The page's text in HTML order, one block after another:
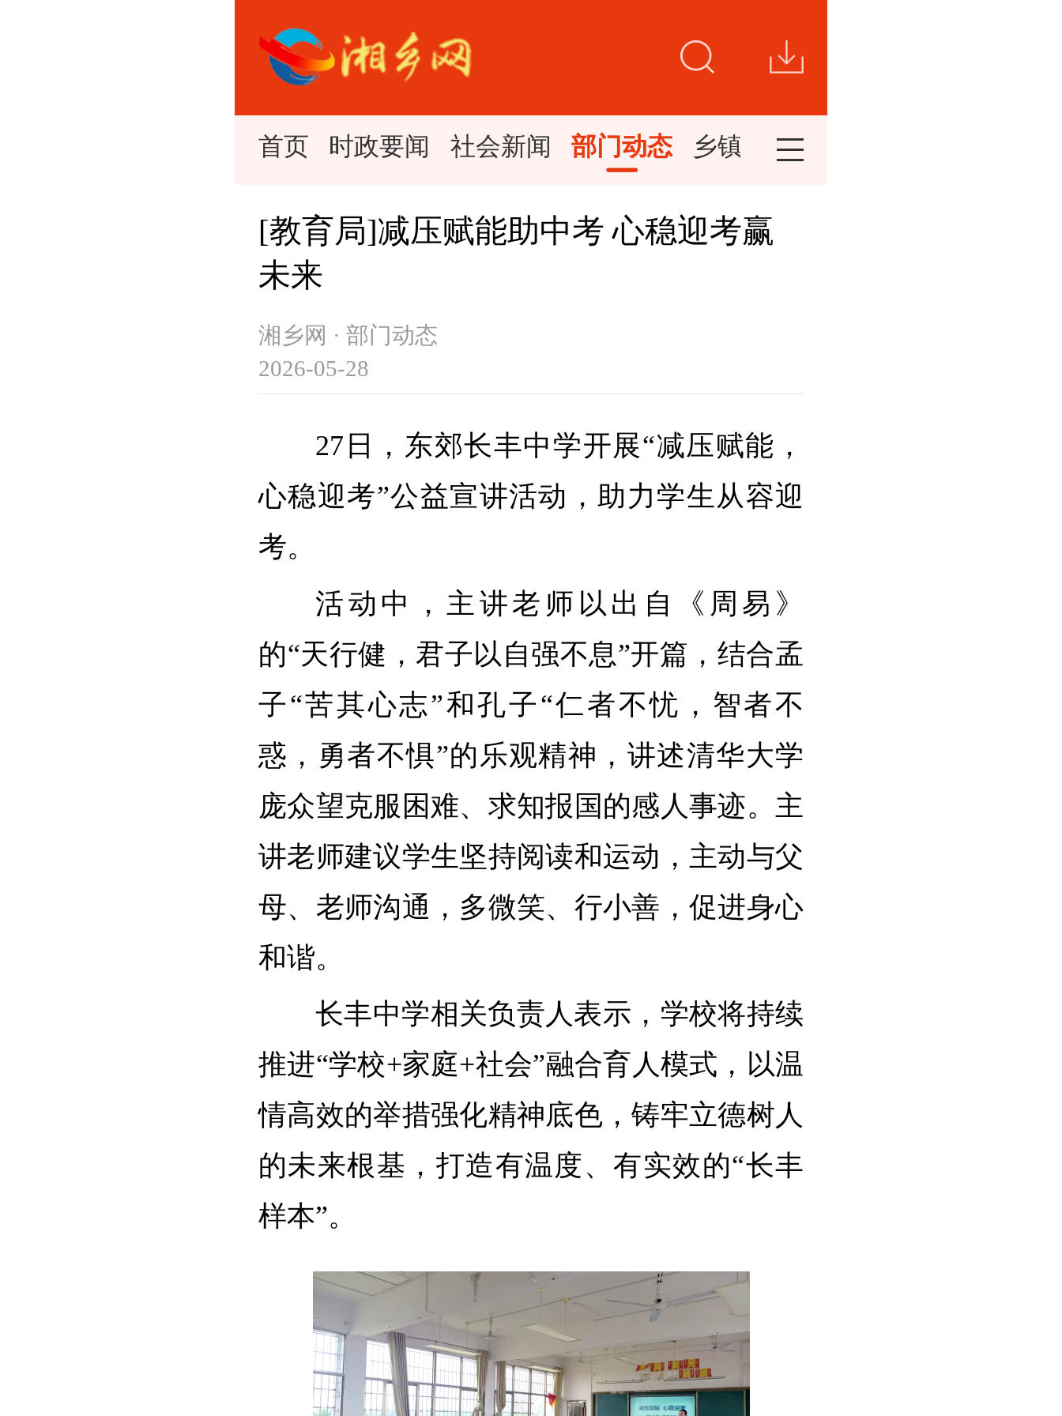
首页 时政要闻 社会新闻 部门动态 乡镇新闻
[教育局]减压赋能助中考 心稳迎考赢
未来
湘乡网 · 部门动态
2026-05-28
27日，东郊长丰中学开展“减压赋能，
心稳迎考”公益宣讲活动，助力学生从容迎
考。
活动中，主讲老师以出自《周易》
的“天行健，君子以自强不息”开篇，结合孟
子“苦其心志”和孔子“仁者不忧，智者不
惑，勇者不惧”的乐观精神，讲述清华大学
庞众望克服困难、求知报国的感人事迹。主
讲老师建议学生坚持阅读和运动，主动与父
母、老师沟通，多微笑、行小善，促进身心
和谐。
长丰中学相关负责人表示，学校将持续
推进“学校+家庭+社会”融合育人模式，以温
情高效的举措强化精神底色，铸牢立德树人
的未来根基，打造有温度、有实效的“长丰
样本”。